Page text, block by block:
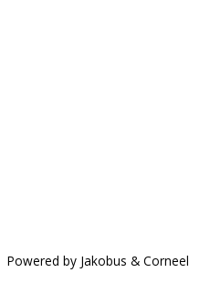
Powered by Jakobus & Corneel